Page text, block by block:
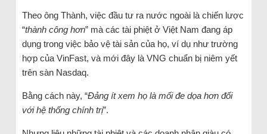
Theo ông Thành, việc đầu tư ra nước ngoài là chiến lược
“thành công hơn” mà các tài phiệt ở Việt Nam đang áp
dụng trong việc bảo vệ tài sản của họ, ví dụ như trường
hợp của VinFast, và mới đây là VNG chuẩn bị niêm yết
trên sàn Nasdaq.
Bằng cách này, “Đảng ít xem họ là mối đe dọa hơn đối
với hệ thống chính trị”.